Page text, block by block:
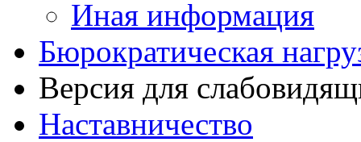
Иная информация
Бюрократическая
Версия для
Наставничество